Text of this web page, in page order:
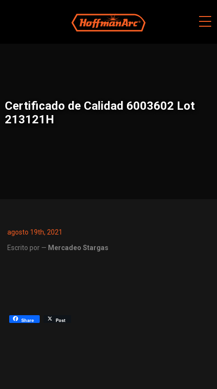
Certificado de Calidad 6003602 Lot
213121H
agosto 19th, 2021
Escrito por — Mercadeo Stargas
Share Post